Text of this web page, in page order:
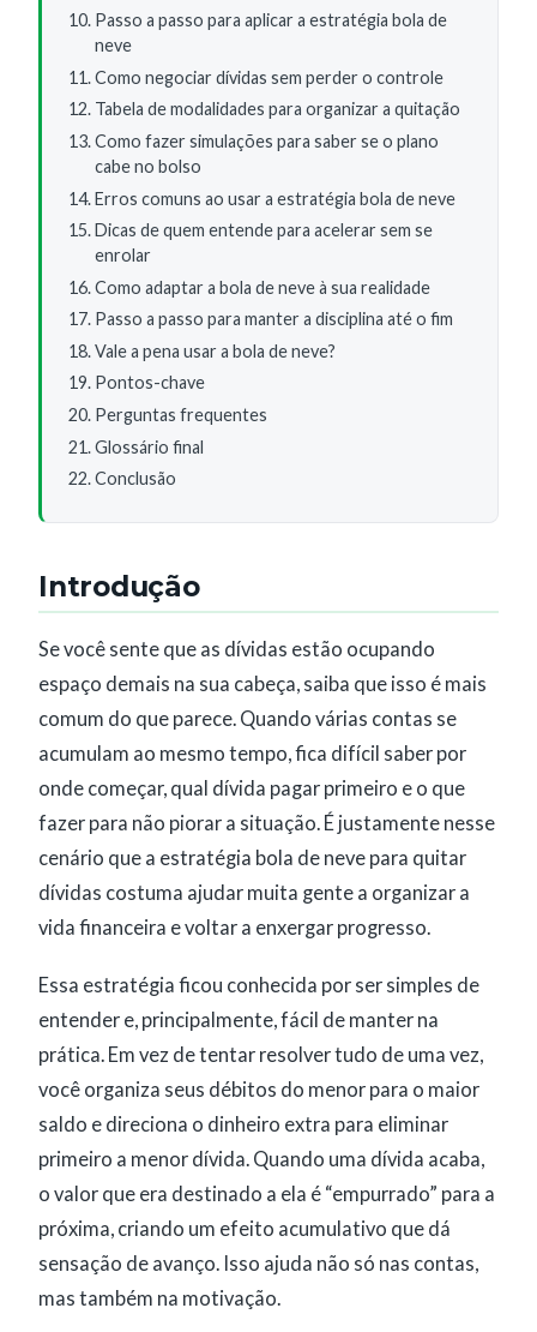
Passo a passo para aplicar a estratégia bola de
neve
Como negociar dívidas sem perder o controle
Tabela de modalidades para organizar a quitação
Como fazer simulações para saber se o plano
cabe no bolso
Erros comuns ao usar a estratégia bola de neve
Dicas de quem entende para acelerar sem se
enrolar
Como adaptar a bola de neve à sua realidade
Passo a passo para manter a disciplina até o fim
Vale a pena usar a bola de neve?
Pontos-chave
Perguntas frequentes
Glossário final
Conclusão
Introdução
Se você sente que as dívidas estão ocupando
espaço demais na sua cabeça, saiba que isso é mais
comum do que parece. Quando várias contas se
acumulam ao mesmo tempo, fica difícil saber por
onde começar, qual dívida pagar primeiro e o que
fazer para não piorar a situação. É justamente nesse
cenário que a estratégia bola de neve para quitar
dívidas costuma ajudar muita gente a organizar a
vida financeira e voltar a enxergar progresso.
Essa estratégia ficou conhecida por ser simples de
entender e, principalmente, fácil de manter na
prática. Em vez de tentar resolver tudo de uma vez,
você organiza seus débitos do menor para o maior
saldo e direciona o dinheiro extra para eliminar
primeiro a menor dívida. Quando uma dívida acaba,
o valor que era destinado a ela é “empurrado” para a
próxima, criando um efeito acumulativo que dá
sensação de avanço. Isso ajuda não só nas contas,
mas também na motivação.